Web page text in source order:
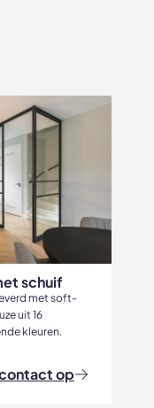
schuif
met soft-
uit 16
kleuren.
op